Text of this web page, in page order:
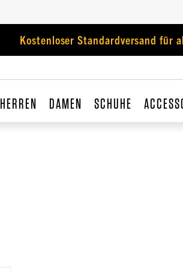
Kostenloser Standardversand für
HERREN DAMEN SCHUHE